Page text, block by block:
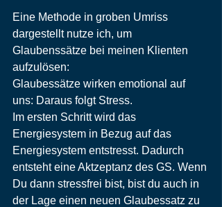
Eine Methode in groben Umriss
dargestellt nutze ich, um
Glaubenssätze bei meinen Klienten
aufzulösen:
Glaubessätze wirken emotional auf
uns: Daraus folgt Stress.
Im ersten Schritt wird das
Energiesystem in Bezug auf das
Energiesystem entstresst. Dadurch
entsteht eine Aktzeptanz des GS. Wenn
Du dann stressfrei bist, bist du auch in
der Lage einen neuen Glaubessatz zu